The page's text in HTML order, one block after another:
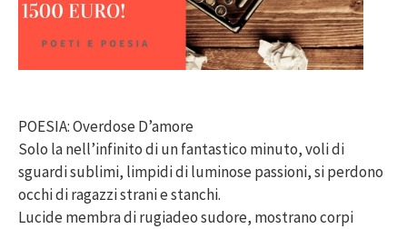
POESIA: Overdose D’amore
Solo la nell’infinito di un fantastico minuto, voli di
sguardi sublimi, limpidi di luminose passioni, si perdono
occhi di ragazzi strani e stanchi.
Lucide membra di rugiadeo sudore, mostrano corpi